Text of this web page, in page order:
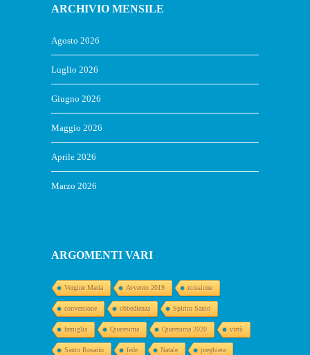
ARCHIVIO MENSILE
Agosto 2026
Luglio 2026
Giugno 2026
Maggio 2026
Aprile 2026
Marzo 2026
ARGOMENTI VARI
Vergine Maria Avvento 2019 missione
conversione obbedienza Spirito Santo
famiglia Quaresima Quaresima 2020 virtù
Santo Rosario fede Natale preghiera